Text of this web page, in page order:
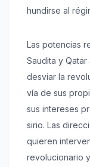
hundirse al
Las potencias
Saudita y
desviar la
vía de sus
sus intereses
sirio. Las
quieren
revolucionario